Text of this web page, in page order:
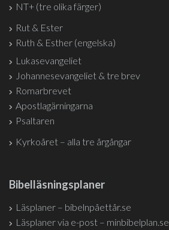
NT+ (tre olika färger)
Rut & Ester
Ruth & Esther (engelska)
Lukasevangeliet
Johannesevangeliet & tre brev
Romarbrevet
Apostlagärningarna
Psaltaren
Kyrkoåret – alla tre årgångar
Bibelläsningsplaner
Läsplaner – bibelnpåettår.se
Läsplaner via e-post – minbibelplan.se